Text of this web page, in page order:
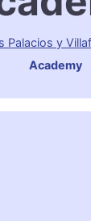
Palacios y
Academy